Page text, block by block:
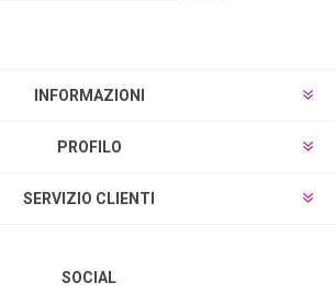
INFORMAZIONI
PROFILO
SERVIZIO CLIENTI
SOCIAL